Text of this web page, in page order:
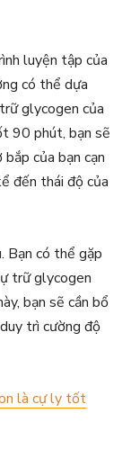
luyện tập của
có thể dựa
glycogen của
90 phút, bạn sẽ
của bạn cạn
đến thái độ của
Bạn có thể gặp
trữ glycogen
bạn sẽ cần bổ
trì cường độ
là cự ly tốt